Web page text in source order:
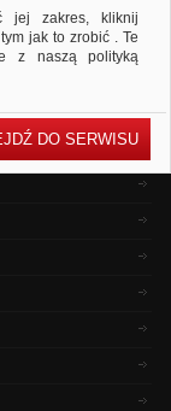
jej zakres, kliknij
jak to zrobić . Te
z naszą polityką
konta. Każda
momencie
DO SERWISU